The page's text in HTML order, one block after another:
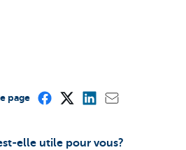
elle utile pour vous?
page